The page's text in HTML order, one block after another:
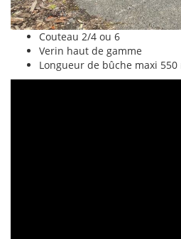
Couteau 2/4 ou 6
Verin haut de gamme
Longueur de bûche maxi 550